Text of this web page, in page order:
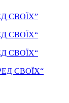
СВОЇХ”
СВОЇХ“
СВОЇХ“
СВОЇХ“